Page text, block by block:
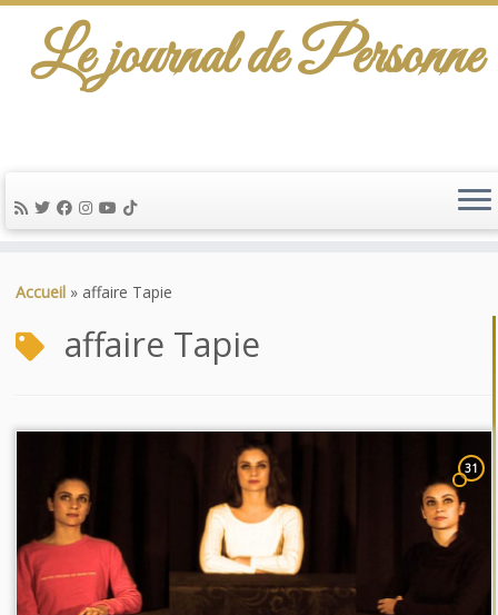
au
Le journal de Personne
Accueil » affaire Tapie
affaire Tapie
31